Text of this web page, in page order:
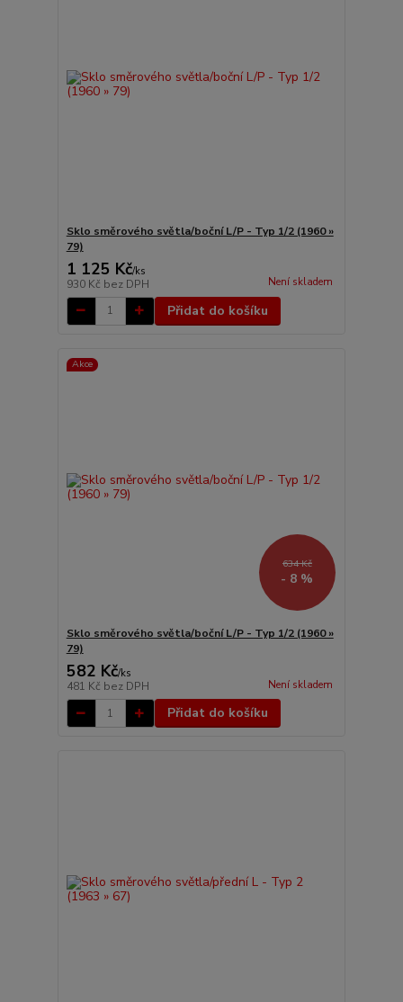
Sklo směrového světla/boční L/P - Typ 1/2 (1960 »
79)
1 125 Kč/ks
930 Kč bez DPH Není skladem
Přidat do košíku
Akce
634 Kč
- 8 %
Sklo směrového světla/boční L/P - Typ 1/2 (1960 »
79)
582 Kč/ks
481 Kč bez DPH Není skladem
Přidat do košíku